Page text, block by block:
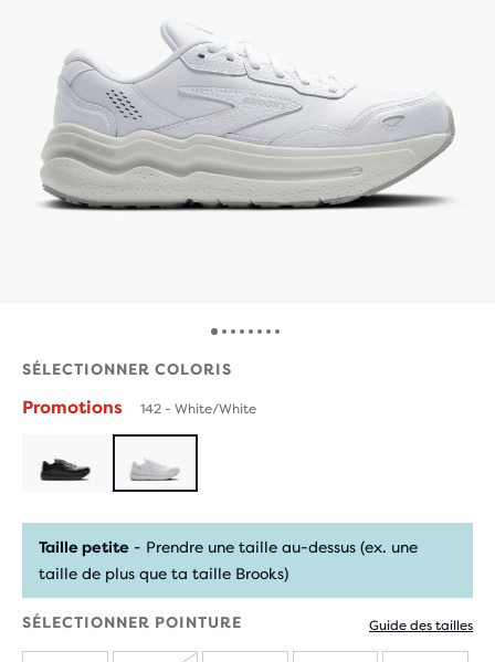
SÉLECTIONNER COLORIS
Promotions 142 - White/White
Taille petite - Prendre une taille au-dessus (ex. une
taille de plus que ta taille Brooks)
SÉLECTIONNER POINTURE Guide des tailles